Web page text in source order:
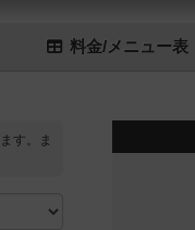
料金/メニュー表
す。ま